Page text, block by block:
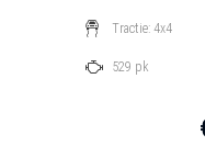
Tractie: 4x4
529 pk